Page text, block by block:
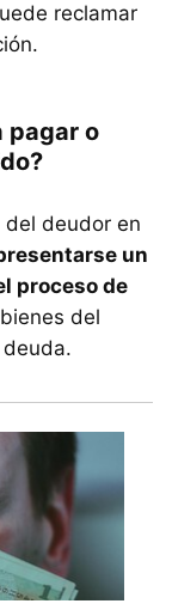
reclamar
pagar o
del deudor en
un
proceso de
del